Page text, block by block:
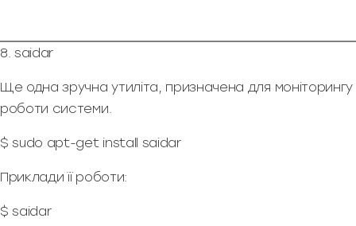
8. saidar
Ще одна зручна утиліта, призначена для моніторингу
роботи системи.
$ sudo apt-get install saidar
Приклади її роботи:
$ saidar